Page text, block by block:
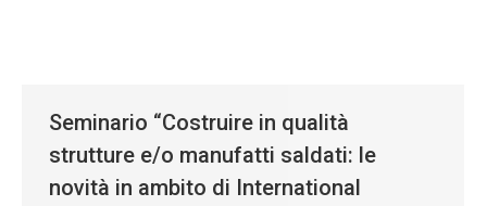
Seminario “Costruire in qualità
strutture e/o manufatti saldati: le
novità in ambito di International